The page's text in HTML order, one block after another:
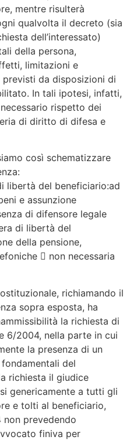
mentre risulterà
qualvolta il decreto (sia
dell’interessato)
della persona,
limitazioni e
previsti da disposizioni di
In tali ipotesi, infatti,
rispetto dei
di diritto di difesa e
così schematizzare
libertà del beneficiario:ad
e assunzione
di difensore legale
di libertà del
della pensione,
 non necessaria
richiamando il
sopra esposta, ha
la richiesta di
6/2004, nella parte in cui
la presenza di un
del
richiesta il giudice
genericamente a tutti gli
e tolti al beneficiario,
non prevedendo
finiva per